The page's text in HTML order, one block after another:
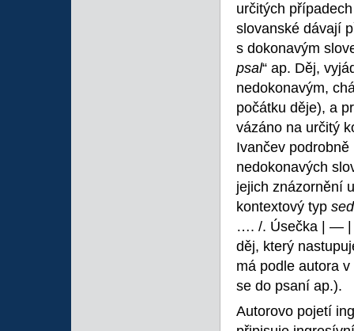
určitých
slovanské dávají
s dokonavým
psal“ ap. Děj,
nedokonavým,
počátku děje), a
vázáno na určitý
Ivančev
nedokonavých
jejich znázornění
kontextový typ
…. /. Úsečka | — |
děj, který
má podle autora
se do psaní ap.).
Autorovo pojetí